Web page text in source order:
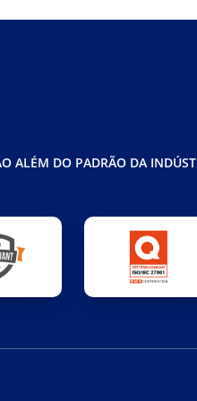
ALÉM DO PADRÃO DA